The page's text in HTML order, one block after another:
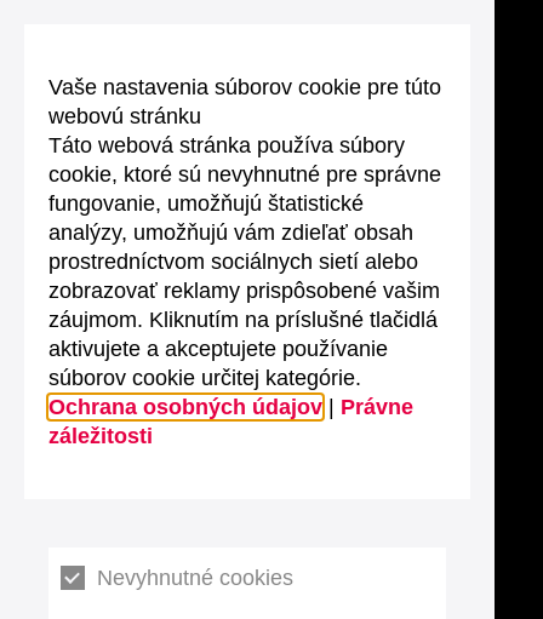
Vaše nastavenia súborov cookie pre túto
webovú stránku
Táto webová stránka používa súbory
cookie, ktoré sú nevyhnutné pre správne
fungovanie, umožňujú štatistické
analýzy, umožňujú vám zdieľať obsah
prostredníctvom sociálnych sietí alebo
zobrazovať reklamy prispôsobené vašim
záujmom. Kliknutím na príslušné tlačidlá
aktivujete a akceptujete používanie
súborov cookie určitej kategórie.
Ochrana osobných údajov
Právne
záležitosti
Nevyhnutné cookies